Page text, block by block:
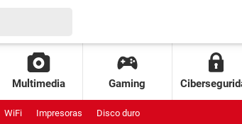
Multimedia Gaming
WiFi Impresoras Disco duro